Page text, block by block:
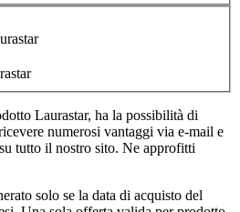
Laurastar, ha la possibilità di
numerosi vantaggi via e-mail e
tutto il nostro sito. Ne approfitti
solo se la data di acquisto del